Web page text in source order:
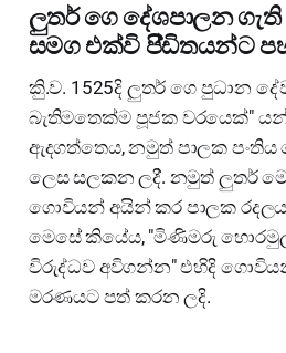
ලුතර් ගෙ දේශපාලන
සමග එක්වි පි්ඩිතයන්ට
කිු.ව. 1525දි ලුතර් ගෙ ⁣පුධාන
බැතිමතෙක්ම පූජක වරයෙක්"
ඇදගත්තෙය, නමුත් පාලක
ලෙස සලකන ලදි්. නමුත් ලුතර්
ගොවියන් අයින් කර පාලක
මෙසේ කියේය, "මිණිමරු
විරුද්ධව අවිගන්න" එහිදි ගොවියන්
මරණය⁣ට පත් කරන ලදි.